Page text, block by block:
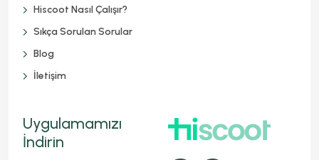
Hiscoot Nasıl Çalışır?
Sıkça Sorulan Sorular
Blog
İletişim
Uygulamamızı
İndirin